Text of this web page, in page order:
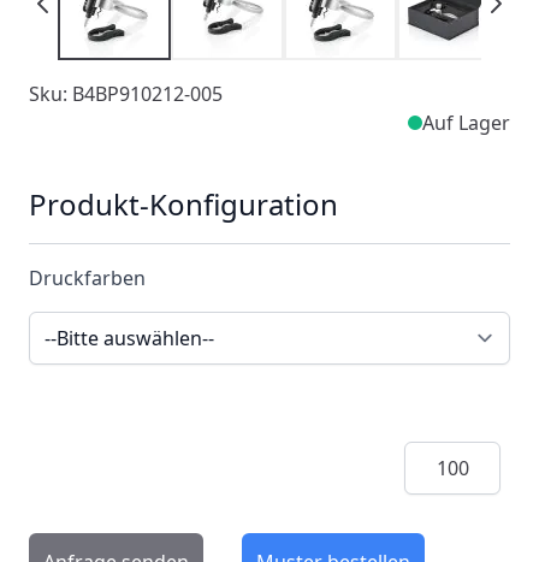
Sku: B4BP910212-005
Auf Lager
Produkt-Konfiguration
Druckfarben
Menge